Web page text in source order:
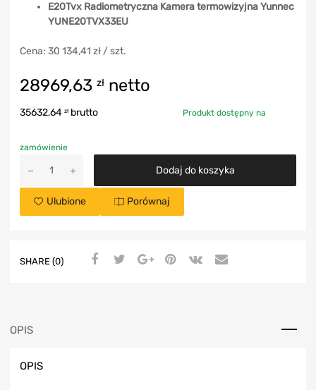
E20Tvx Radiometryczna Kamera termowizyjna Yunnec
YUNE20TVX33EU
Cena: 30 134,41 zł / szt.
28969,63 zł netto
35632,64 zł brutto Produkt dostępny na
zamówienie
Dodaj do koszyka
Ulubione Porównaj
SHARE (0)
OPIS
OPIS